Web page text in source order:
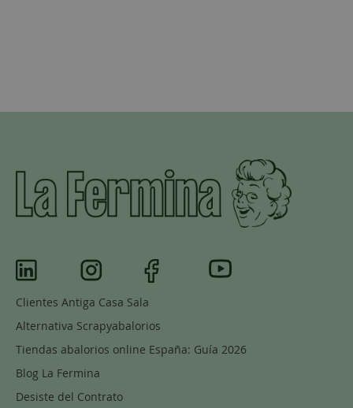
Clientes Antiga Casa Sala
Alternativa Scrapyabalorios
Tiendas abalorios online España: Guía 2026
Blog La Fermina
Desiste del Contrato